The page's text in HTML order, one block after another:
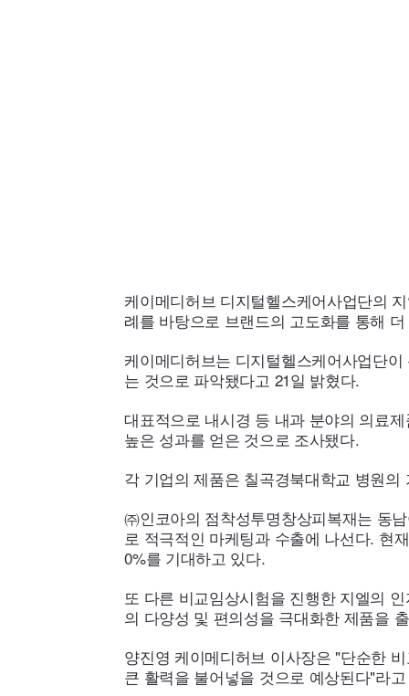
케이메디허브 디지털헬스케어사업단의
례를 바탕으로 브랜드의 고도화를 통해
케이메디허브는 디지털헬스케어사업단
는 것으로 파악됐다고 21일 밝혔다.
대표적으로 내시경 등 내과 분야의 의료
높은 성과를 얻은 것으로 조사됐다.
각 기업의 제품은 칠곡경북대학교 병원
㈜인코아의 점착성투명창상피복재는 동
로 적극적인 마케팅과 수출에 나선다. 현
0%를 기대하고 있다.
또 다른 비교임상시험을 진행한 지엘의
의 다양성 및 편의성을 극대화한 제품을
양진영 케이메디허브 이사장은 "단순한
큰 활력을 불어넣을 것으로 예상된다"라